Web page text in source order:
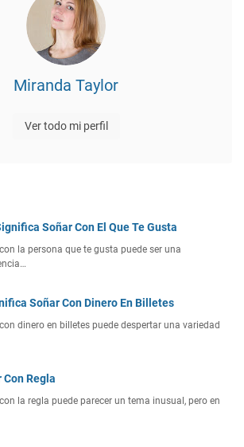
Miranda Taylor
Ver todo mi perfil
Soñar Con El Que Te Gusta
la persona que te gusta puede ser una
Soñar Con Dinero En Billetes
dinero en billetes puede despertar una variedad
Con Regla
la regla puede parecer un tema inusual, pero en